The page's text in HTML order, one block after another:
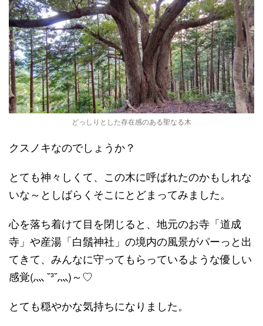
どっしりとした存在感のある聖なる木
クスノキなのでしょうか？
とても神々しくて、この木に呼ばれたのかもしれな
いな～としばらくそこにとどまってみました。
心を落ち着けて目を閉じると、地元のお寺「道成
寺」や産湯「白鬚神社」の境内の風景がパーっと出
てきて、みんなに守ってもらっているような優しい
感覚(灬 ˘³˘灬)～♡
とても穏やかな気持ちになりました。